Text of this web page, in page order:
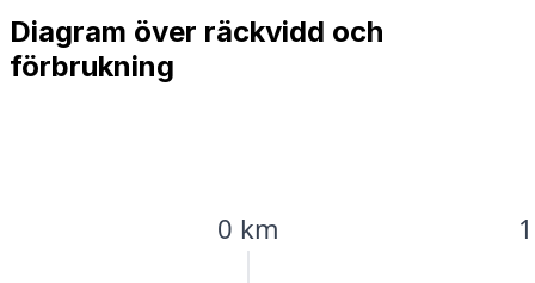
Diagram över räckvidd och
förbrukning